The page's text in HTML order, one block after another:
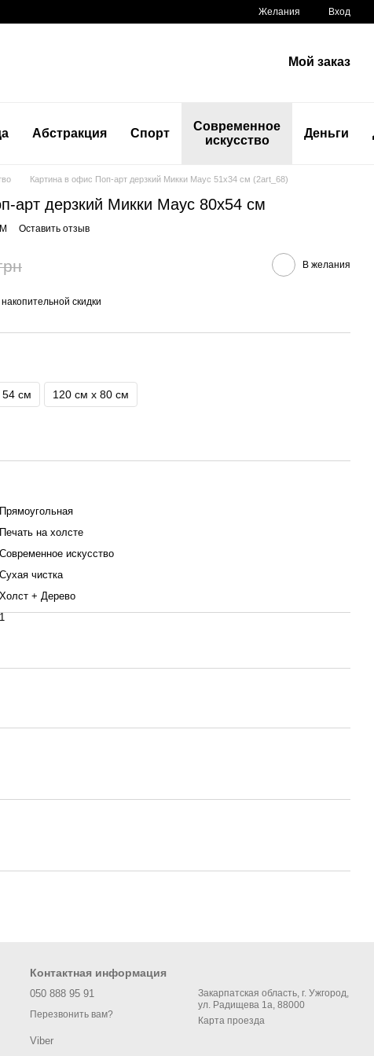
Желания Вход
Мой заказ
Абстракция Спорт
Современное
искусство
Деньги
Картина в офис Поп-арт дерзкий Микки Маус 51x34 см (2art_68)
арт дерзкий Микки Маус 80x54 см
Оставить отзыв
В желания
скидки
см 120 см x 80 см
Прямоугольная
Печать на холсте
Современное искусство
Сухая чистка
Холст + Дерево
1
Контактная информация
050 888 95 91
Перезвонить вам?
Viber
Закарпатская область, г. Ужгород,
ул. Радищева 1а, 88000
Карта проезда